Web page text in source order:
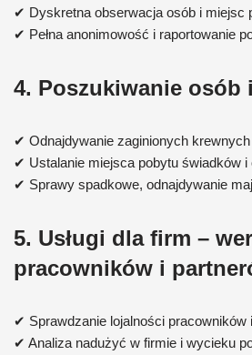
✔ Dyskretna obserwacja osób i miejsc
✔ Pełna anonimowość i raportowanie
4. Poszukiwanie osób
✔ Odnajdywanie zaginionych krewnych
✔ Ustalanie miejsca pobytu świadków
✔ Sprawy spadkowe, odnajdywanie
5. Usługi dla firm –
pracowników i
✔ Sprawdzanie lojalności pracowników
✔ Analiza nadużyć w firmie i wycieku